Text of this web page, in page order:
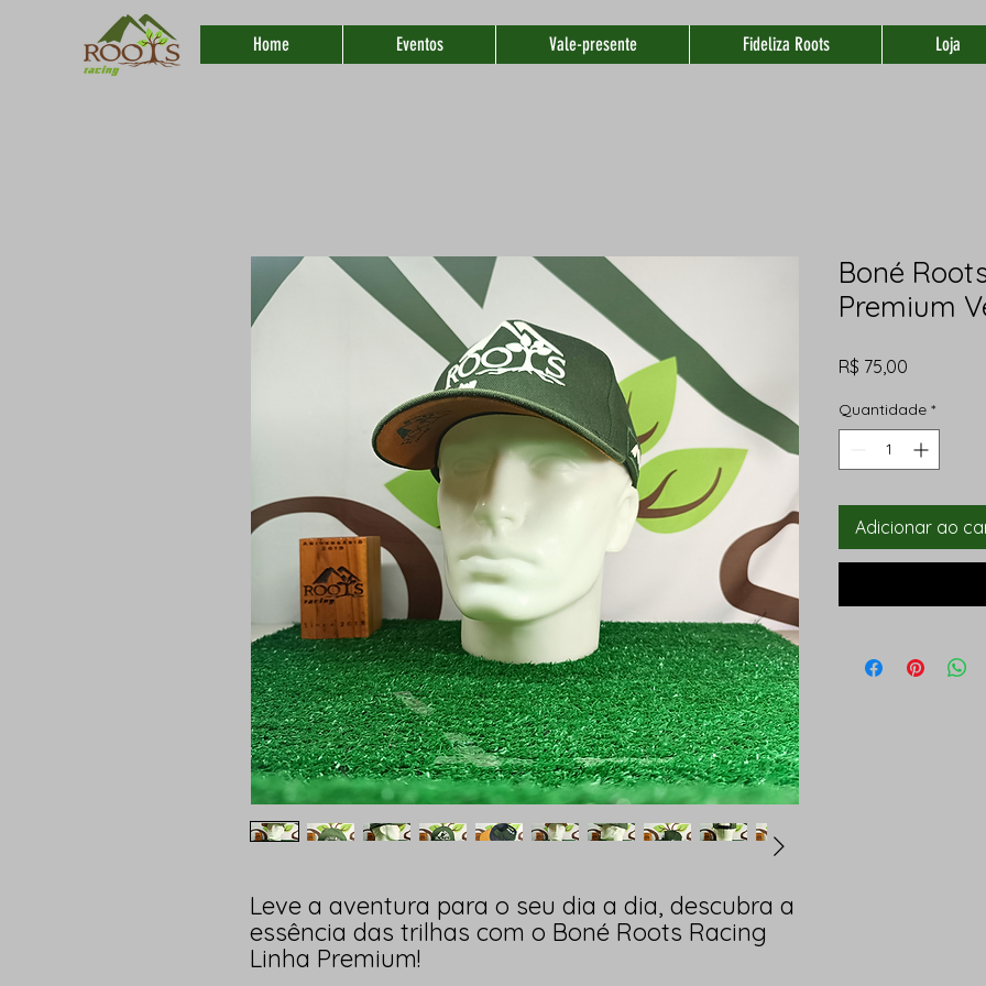
Home Eventos Vale-presente Fideliza Roots Loja
Leve a aventura para o seu dia a dia, descubra a
essência das trilhas com o Boné Roots Racing
Linha Premium!
Boné
Premium
R$ 75,00
Quantidade *
Adicionar ao